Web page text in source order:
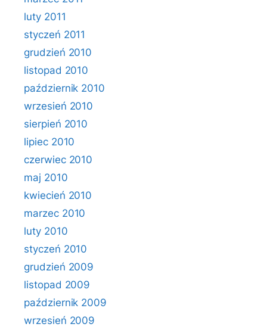
luty 2011
styczeń 2011
grudzień 2010
listopad 2010
październik 2010
wrzesień 2010
sierpień 2010
lipiec 2010
czerwiec 2010
maj 2010
kwiecień 2010
marzec 2010
luty 2010
styczeń 2010
grudzień 2009
listopad 2009
październik 2009
wrzesień 2009